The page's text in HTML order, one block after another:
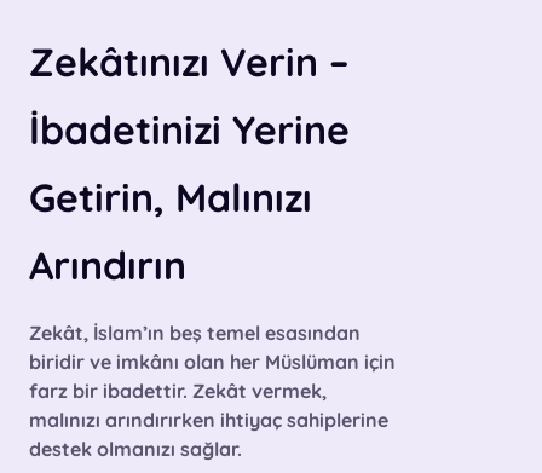
Zekâtınızı Verin –
İbadetinizi Yerine
Getirin, Malınızı
Arındırın
Zekât, İslam’ın beş temel esasından
biridir ve imkânı olan her Müslüman için
farz bir ibadettir. Zekât vermek,
malınızı arındırırken ihtiyaç sahiplerine
destek olmanızı sağlar.